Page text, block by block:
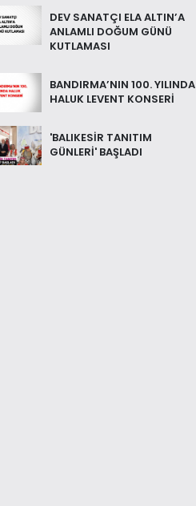
DEV SANATÇI ELA ALTIN’A
ANLAMLI DOĞUM GÜNÜ
KUTLAMASI
BANDIRMA’NIN 100. YILINDA
HALUK LEVENT KONSERİ
'BALIKESİR TANITIM
GÜNLERİ' BAŞLADI